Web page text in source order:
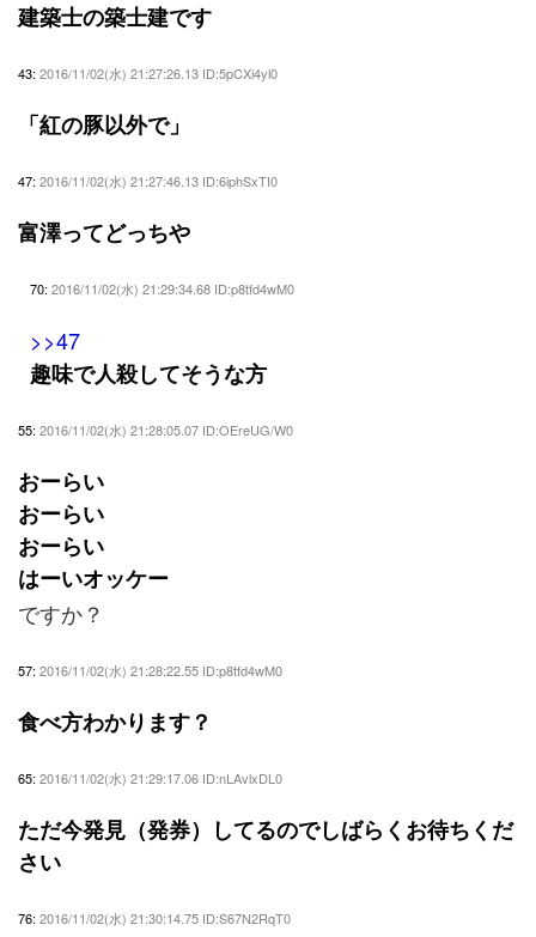
建築士の築士建です
43: 2016/11/02(水) 21:27:26.13 ID:5pCXi4yl0
「紅の豚以外で」
47: 2016/11/02(水) 21:27:46.13 ID:6iphSxTI0
富澤ってどっちや
70: 2016/11/02(水) 21:29:34.68 ID:p8tfd4wM0
>>47
趣味で人殺してそうな方
55: 2016/11/02(水) 21:28:05.07 ID:OEreUG/W0
おーらい
おーらい
おーらい
はーいオッケー
ですか？
57: 2016/11/02(水) 21:28:22.55 ID:p8tfd4wM0
食べ方わかります？
65: 2016/11/02(水) 21:29:17.06 ID:nLAvlxDL0
ただ今発見（発券）してるのでしばらくお待ちくだ
さい
76: 2016/11/02(水) 21:30:14.75 ID:S67N2RqT0